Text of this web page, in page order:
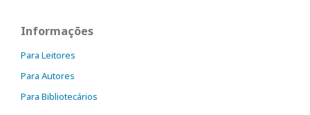
Informações
Para Leitores
Para Autores
Para Bibliotecários